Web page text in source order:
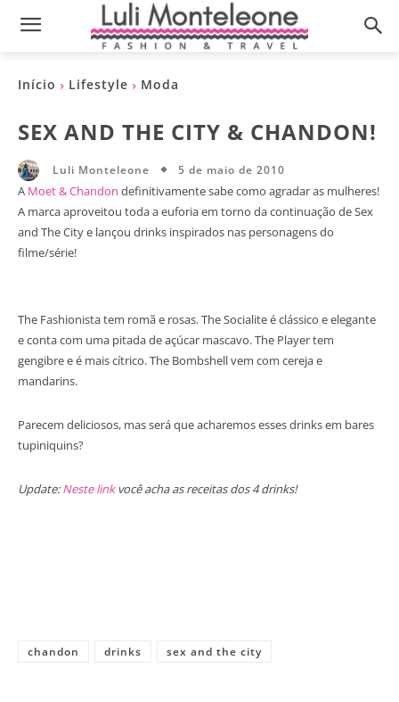
Início Lifestyle Moda
SEX AND THE CITY & CHANDON!
Luli Monteleone 5 de maio de 2010
A Moet & Chandon definitivamente sabe como agradar as mulheres!
A marca aproveitou toda a euforia em torno da continuação de Sex
and The City e lançou drinks inspirados nas personagens do
filme/série!
The Fashionista tem romã e rosas. The Socialite é clássico e elegante
e conta com uma pitada de açúcar mascavo. The Player tem
gengibre e é mais cítrico. The Bombshell vem com cereja e
mandarins.
Parecem deliciosos, mas será que acharemos esses drinks em bares
tupiniquins?
Update:Neste linkvocê acha as receitas dos 4 drinks!
chandon drinks sex and the city